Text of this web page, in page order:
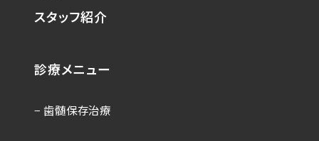
スタッフ紹介
診療メニュー
− 歯髄保存治療